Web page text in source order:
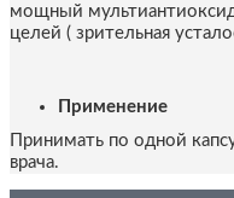
мощный
целей ( зрительная
Применение
Принимать по одной
врача.